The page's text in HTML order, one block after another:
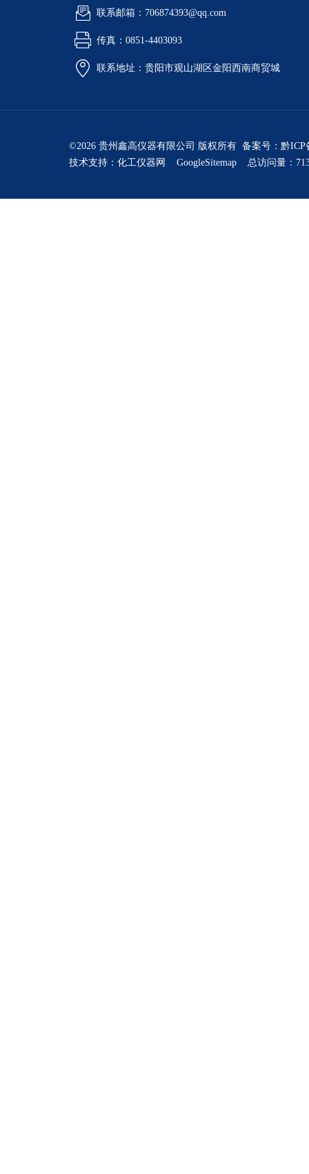
联系邮箱：706874393@qq.com
传真：0851-4403093
联系地址：贵阳市观山湖区金阳西南商贸城
©2026 贵州鑫高仪器有限公司 版权所有 备案号： 黔ICP
技术支持： 化工仪器网 GoogleSitemap 总访问量：